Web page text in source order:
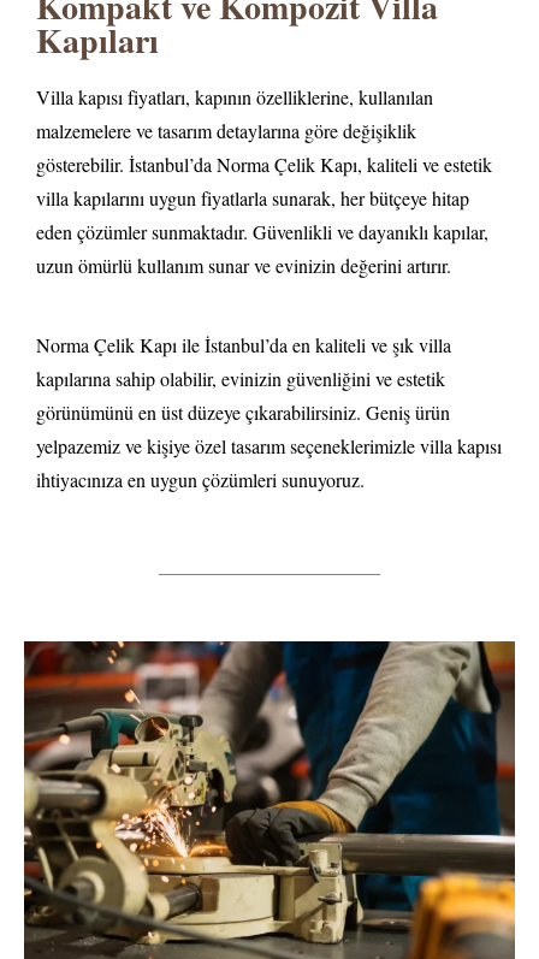
Kapıları
Villa kapısı fiyatları, kapının özelliklerine, kullanılan
malzemelere ve tasarım detaylarına göre değişiklik
gösterebilir. İstanbul’da Norma Çelik Kapı, kaliteli ve estetik
villa kapılarını uygun fiyatlarla sunarak, her bütçeye hitap
eden çözümler sunmaktadır. Güvenlikli ve dayanıklı kapılar,
uzun ömürlü kullanım sunar ve evinizin değerini artırır.
Norma Çelik Kapı ile İstanbul’da en kaliteli ve şık villa
kapılarına sahip olabilir, evinizin güvenliğini ve estetik
görünümünü en üst düzeye çıkarabilirsiniz. Geniş ürün
yelpazemiz ve kişiye özel tasarım seçeneklerimizle villa kapısı
ihtiyacınıza en uygun çözümleri sunuyoruz.